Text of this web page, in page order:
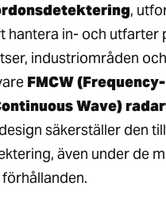
,
hantera in- och utfarter
industriområden
FMCW (Frequency-
Wave)
säkerställer den
även under de